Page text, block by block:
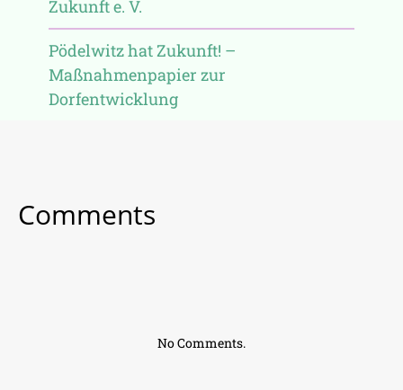
Zukunft e. V.
Pödelwitz hat Zukunft! –
Maßnahmenpapier zur
Dorfentwicklung
Comments
No Comments.